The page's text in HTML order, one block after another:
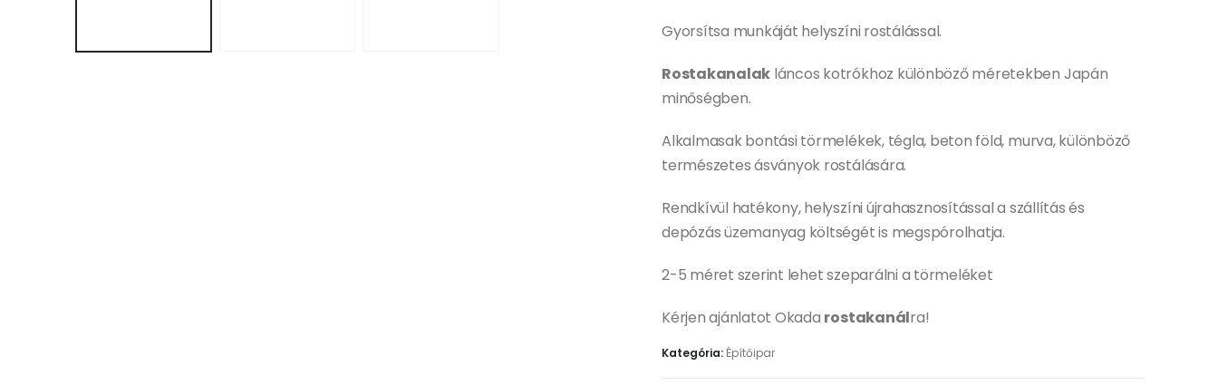
Gyorsítsa munkáját helyszíni rostálással.
Rostakanalak láncos kotrókhoz különböző méretekben Japán
minőségben.
Alkalmasak bontási törmelékek, tégla, beton föld, murva, különböző
természetes ásványok rostálására.
Rendkívül hatékony, helyszíni újrahasznosítással a szállítás és
depózás üzemanyag költségét is megspórolhatja.
2-5 méret szerint lehet szeparálni a törmeléket
Kérjen ajánlatot Okada rostakanálra!
Kategória: Építőipar